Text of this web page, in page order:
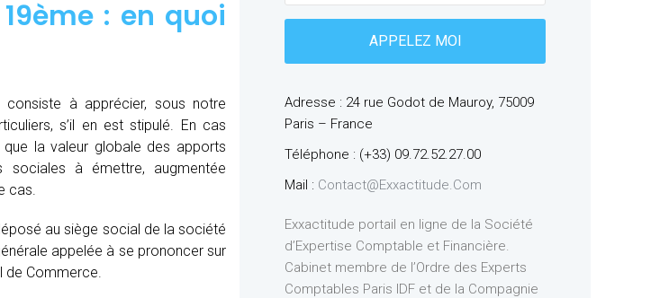
: en quoi
à apprécier, sous notre
s’il en est stipulé. En cas
que la valeur globale des apports
à émettre, augmentée
cas.
au siège social de la société
appelée à se prononcer sur
de Commerce.
Adresse : 24 rue Godot de Mauroy, 75009
Paris – France
Téléphone : (+33) 09.72.52.27.00
Mail : Contact@exxactitude.com
Exxactitude portail en ligne de la Société
d’Expertise Comptable et Financière.
Cabinet membre de l’Ordre des Experts
Comptables Paris IDF et de la Compagnie